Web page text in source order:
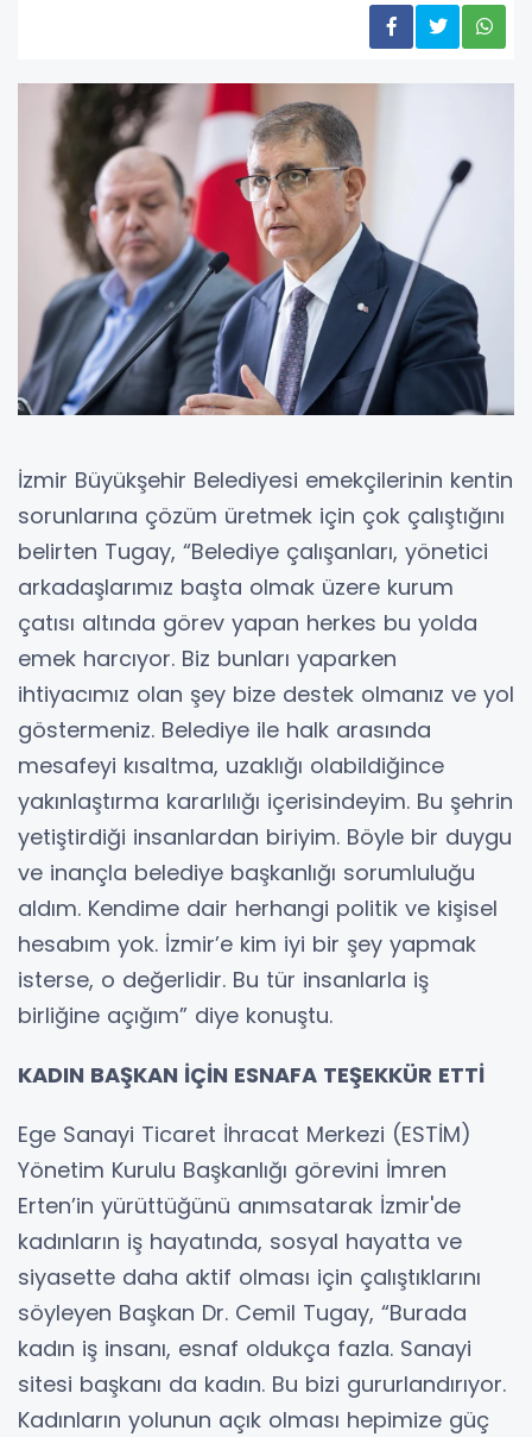
İzmir Büyükşehir Belediyesi emekçilerinin kentin
sorunlarına çözüm üretmek için çok çalıştığını
belirten Tugay, “Belediye çalışanları, yönetici
arkadaşlarımız başta olmak üzere kurum
çatısı altında görev yapan herkes bu yolda
emek harcıyor. Biz bunları yaparken
ihtiyacımız olan şey bize destek olmanız ve yol
göstermeniz. Belediye ile halk arasında
mesafeyi kısaltma, uzaklığı olabildiğince
yakınlaştırma kararlılığı içerisindeyim. Bu şehrin
yetiştirdiği insanlardan biriyim. Böyle bir duygu
ve inançla belediye başkanlığı sorumluluğu
aldım. Kendime dair herhangi politik ve kişisel
hesabım yok. İzmir’e kim iyi bir şey yapmak
isterse, o değerlidir. Bu tür insanlarla iş
birliğine açığım” diye konuştu.
KADIN BAŞKAN İÇİN ESNAFA TEŞEKKÜR ETTİ
Ege Sanayi Ticaret İhracat Merkezi (ESTİM)
Yönetim Kurulu Başkanlığı görevini İmren
Erten’in yürüttüğünü anımsatarak İzmir'de
kadınların iş hayatında, sosyal hayatta ve
siyasette daha aktif olması için çalıştıklarını
söyleyen Başkan Dr. Cemil Tugay, “Burada
kadın iş insanı, esnaf oldukça fazla. Sanayi
sitesi başkanı da kadın. Bu bizi gururlandırıyor.
Kadınların yolunun açık olması hepimize güç